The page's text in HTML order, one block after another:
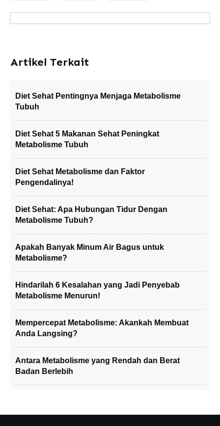
Artikel Terkait
Diet Sehat Pentingnya Menjaga Metabolisme
Tubuh
Diet Sehat 5 Makanan Sehat Peningkat
Metabolisme Tubuh
Diet Sehat Metabolisme dan Faktor
Pengendalinya!
Diet Sehat: Apa Hubungan Tidur Dengan
Metabolisme Tubuh?
Apakah Banyak Minum Air Bagus untuk
Metabolisme?
Hindarilah 6 Kesalahan yang Jadi Penyebab
Metabolisme Menurun!
Mempercepat Metabolisme: Akankah Membuat
Anda Langsing?
Antara Metabolisme yang Rendah dan Berat
Badan Berlebih